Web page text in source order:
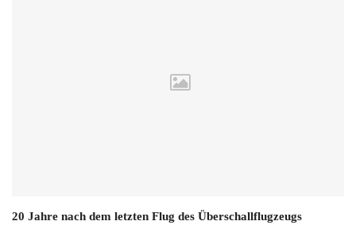
20 Jahre nach dem letzten Flug des Überschallflugzeugs